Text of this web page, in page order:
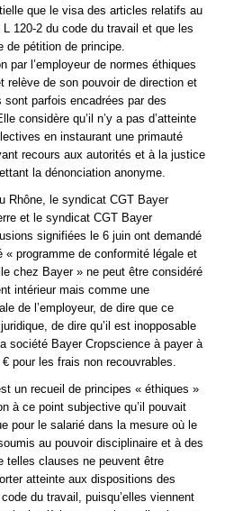
que le visa des articles relatifs au
120-2 du code du travail et que les
de pétition de principe.
par l’employeur de normes éthiques
relève de son pouvoir de direction et
parfois encadrées par des
considère qu’il n’y a pas d’atteinte
en instaurant une primauté
recours aux autorités et à la justice
la dénonciation anonyme.
Rhône, le syndicat CGT Bayer
et le syndicat CGT Bayer
signifiées le 6 juin ont demandé
programme de conformité légale et
chez Bayer » ne peut être considéré
intérieur mais comme une
de l’employeur, de dire que ce
de dire qu’il est inopposable
société Bayer Cropscience à payer à
pour les frais non recouvrables.
un recueil de principes « éthiques »
à ce point subjective qu’il pouvait
pour le salarié dans la mesure où le
au pouvoir disciplinaire et à des
telles clauses ne peuvent être
atteinte aux dispositions des
du travail, puisqu’elles viennent